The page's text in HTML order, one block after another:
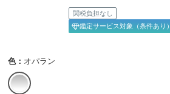
関税負担なし
鑑定サービス対象（条件あり）
色： オパラン